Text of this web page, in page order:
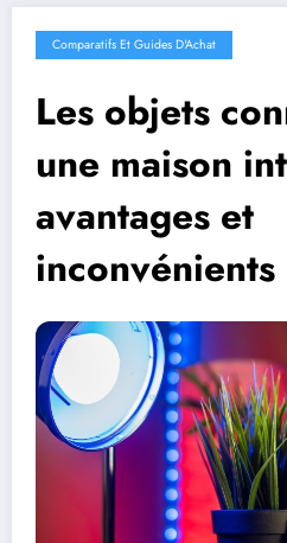
Comparatifs Et Guides D'Achat
Les objets
une maison
avantages et
inconvénients